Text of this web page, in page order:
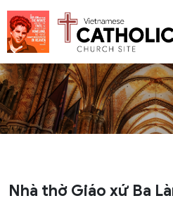
Nhà thờ Giáo xứ Ba